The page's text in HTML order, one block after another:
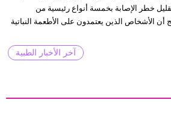
خطر الإصابة بخمسة أنواع رئيسية من
أن الأشخاص الذين يعتمدون على الأطعمة النباتية
آخر الأخبار الطبية